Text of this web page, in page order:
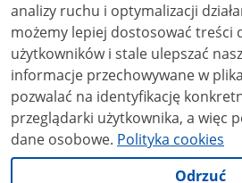
analizy ruchu i optymalizacji działania
możemy lepiej dostosować treści
użytkowników i stale ulepszać nasze usługi.
informacje przechowywane w
pozwalać na identyfikację
przeglądarki użytkownika, a więc
dane osobowe. Polityka cookies
Odrzuć